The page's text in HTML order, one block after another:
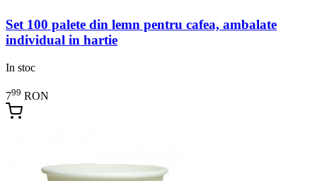
Set 100 palete din lemn pentru cafea, ambalate
individual in hartie
In stoc
799 RON